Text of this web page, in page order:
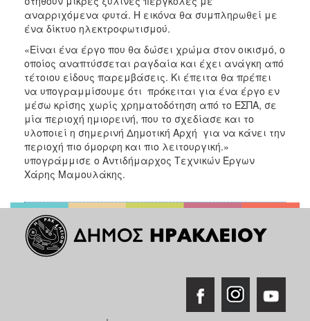
αναρριχόμενα φυτά. Η εικόνα θα συμπληρωθεί με
ένα δίκτυο ηλεκτροφωτισμού.
«Είναι ένα έργο που θα δώσει χρώμα στον οικισμό, ο
οποίος αναπτύσσεται ραγδαία και έχει ανάγκη από
τέτοιου είδους παρεμβάσεις. Κι έπειτα θα πρέπει
να υπογραμμίσουμε ότι πρόκειται για ένα έργο εν
μέσω κρίσης χωρίς χρηματοδότηση από το ΕΣΠΑ, σε
μία περιοχή ημιορεινή, που το σχεδίασε και το
υλοποιεί η σημερινή Δημοτική Αρχή για να κάνει την
περιοχή πιο όμορφη και πιο λειτουργική.»
υπογράμμισε ο Αντιδήμαρχος Τεχνικών Έργων
Χάρης Μαμουλάκης.